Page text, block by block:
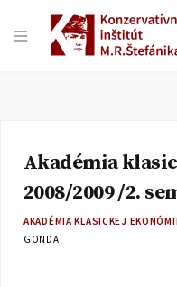
Akadémia
2008/2009 /2.
AKADÉMIA KLASICKEJ
GONDA